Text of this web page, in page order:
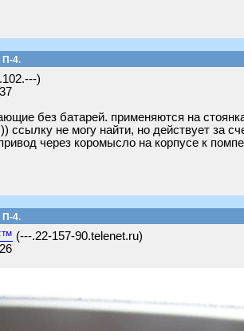
П-4.
)
без батарей. применяются на
ссылку не могу найти, но действует за
через коромысло на корпусе к
П-4.
(---.22-157-90.telenet.ru)